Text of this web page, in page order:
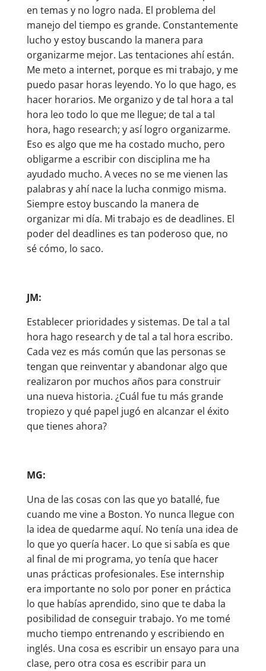
en temas y no logro nada. El problema del
manejo del tiempo es grande. Constantemente
lucho y estoy buscando la manera para
organizarme mejor. Las tentaciones ahí están.
Me meto a internet, porque es mi trabajo, y me
puedo pasar horas leyendo. Yo lo que hago, es
hacer horarios. Me organizo y de tal hora a tal
hora leo todo lo que me llegue; de tal a tal
hora, hago research; y así logro organizarme.
Eso es algo que me ha costado mucho, pero
obligarme a escribir con disciplina me ha
ayudado mucho. A veces no se me vienen las
palabras y ahí nace la lucha conmigo misma.
Siempre estoy buscando la manera de
organizar mi día. Mi trabajo es de deadlines. El
poder del deadlines es tan poderoso que, no
sé cómo, lo saco.
JM:
Establecer prioridades y sistemas. De tal a tal
hora hago research y de tal a tal hora escribo.
Cada vez es más común que las personas se
tengan que reinventar y abandonar algo que
realizaron por muchos años para construir
una nueva historia. ¿Cuál fue tu más grande
tropiezo y qué papel jugó en alcanzar el éxito
que tienes ahora?
MG:
Una de las cosas con las que yo batallé, fue
cuando me vine a Boston. Yo nunca llegue con
la idea de quedarme aquí. No tenía una idea de
lo que yo quería hacer. Lo que si sabía es que
al final de mi programa, yo tenía que hacer
unas prácticas profesionales. Ese internship
era importante no solo por poner en práctica
lo que habías aprendido, sino que te daba la
posibilidad de conseguir trabajo. Yo me tomé
mucho tiempo entrenando y escribiendo en
inglés. Una cosa es escribir un ensayo para una
clase, pero otra cosa es escribir para un